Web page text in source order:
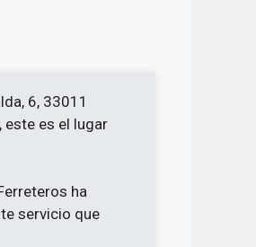
6, 33011
este es el lugar
ha
servicio que